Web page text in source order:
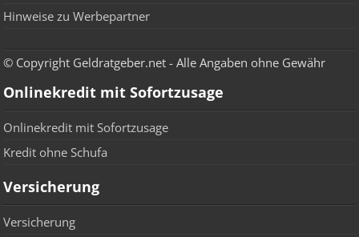
Hinweise zu Werbepartner
© Copyright Geldratgeber.net - Alle Angaben ohne Gewähr
Onlinekredit mit Sofortzusage
Onlinekredit mit Sofortzusage
Kredit ohne Schufa
Versicherung
Versicherung